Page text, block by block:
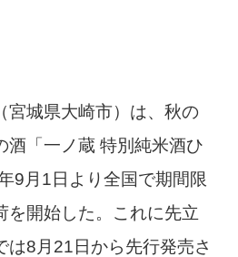
城県大崎市）は、秋の
酒「一ノ蔵 特別純米酒ひ
9月1日より全国で期間限
を開始した。これに先立
は8月21日から先行発売さ